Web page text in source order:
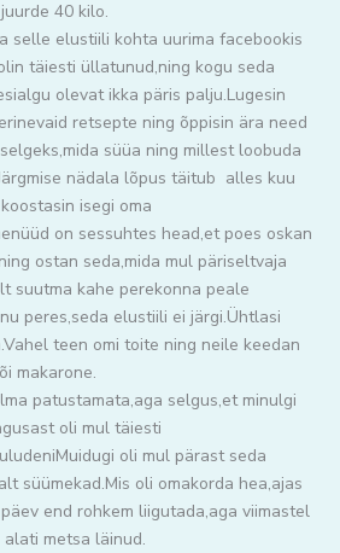
40 kilo.
selle elustiili kohta uurima facebookis
täiesti üllatunud,ning kogu seda
olevat ikka päris palju.Lugesin
retsepte ning õppisin ära need
süüa ning millest loobuda
nädala lõpus täitub alles kuu
isegi oma
on sessuhtes head,et poes oskan
ostan seda,mida mul päriseltvaja
suutma kahe perekonna peale
peres,seda elustiili ei järgi.Ühtlasi
teen omi toite ning neile keedan
makarone.
patustamata,aga selgus,et minulgi
oli mul täiesti
oli mul pärast seda
süümekad.Mis oli omakorda hea,ajas
end rohkem liigutada,aga viimastel
metsa läinud.